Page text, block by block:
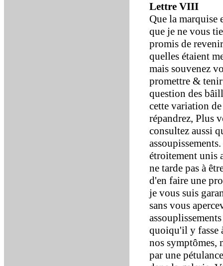
Lettre VIII
Que la marquise
que je ne vous
promis de
quelles étaient
mais souvenez
promettre &
question des
cette variation
répandrez, Plus
consultez aussi
étroitement unis
ne tarde pas à
d'en faire une
je vous suis
sans vous
quoiqu'il y fasse
nos symptômes,
par une